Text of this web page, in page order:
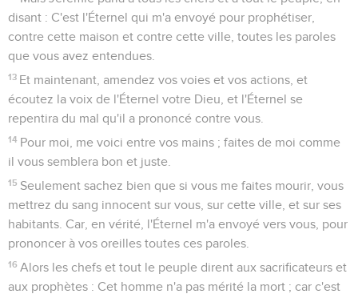
disant : C'est l'Éternel qui m'a envoyé pour prophétiser,
contre cette maison et contre cette ville, toutes les paroles
que vous avez entendues.
13 Et maintenant, amendez vos voies et vos actions, et
écoutez la voix de l'Éternel votre Dieu, et l'Éternel se
repentira du mal qu'il a prononcé contre vous.
14 Pour moi, me voici entre vos mains ; faites de moi comme
il vous semblera bon et juste.
15 Seulement sachez bien que si vous me faites mourir, vous
mettrez du sang innocent sur vous, sur cette ville, et sur ses
habitants. Car, en vérité, l'Éternel m'a envoyé vers vous, pour
prononcer à vos oreilles toutes ces paroles.
16 Alors les chefs et tout le peuple dirent aux sacrificateurs et
aux prophètes : Cet homme n'a pas mérité la mort ; car c'est